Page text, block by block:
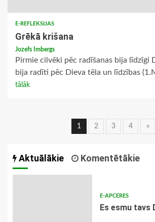
E-REFLEKSIJAS
Grēkā krišana
Jozefs Imbergs
Pirmie cilvēki pēc radīšanas bija līdzīgi
bija radīti pēc Dieva tēla un līdzības
tālāk
Ziņu
1 2 3 4 »
Aktuālākie Komentētākie
E-APCERES
Es esmu tavs